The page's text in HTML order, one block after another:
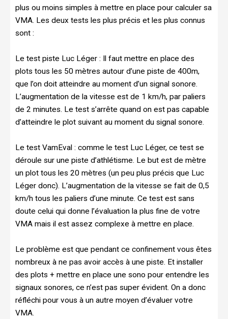
plus ou moins simples à mettre en place pour calculer sa
VMA. Les deux tests les plus précis et les plus connus
sont :
Le test piste Luc Léger : Il faut mettre en place des
plots tous les 50 mètres autour d’une piste de 400m,
que l’on doit atteindre au moment d’un signal sonore.
L’augmentation de la vitesse est de 1 km/h, par paliers
de 2 minutes. Le test s’arrête quand on est pas capable
d’atteindre le plot suivant au moment du signal sonore.
Le test VamEval : comme le test Luc Léger, ce test se
déroule sur une piste d’athlétisme. Le but est de mètre
un plot tous les 20 mètres (un peu plus précis que Luc
Léger donc). L’augmentation de la vitesse se fait de 0,5
km/h tous les paliers d’une minute. Ce test est sans
doute celui qui donne l’évaluation la plus fine de votre
VMA mais il est assez complexe à mettre en place.
Le problème est que pendant ce confinement vous êtes
nombreux à ne pas avoir accès à une piste. Et installer
des plots + mettre en place une sono pour entendre les
signaux sonores, ce n’est pas super évident. On a donc
réfléchi pour vous à un autre moyen d’évaluer votre
VMA.